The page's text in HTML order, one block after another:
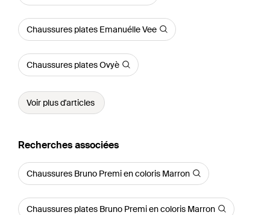
Chaussures plates Emanuélle Vee
Chaussures plates Ovyè
Voir plus d'articles
Recherches associées
Chaussures Bruno Premi en coloris Marron
Chaussures plates Bruno Premi en coloris Marron